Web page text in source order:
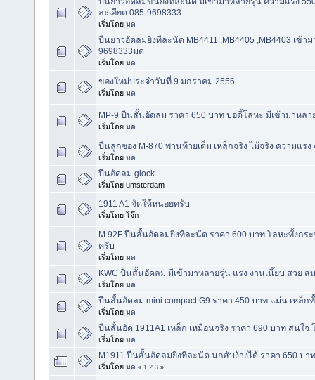
ละเอียด 085-9698333
เริ่มโดย มด
ปืนยาวอัดลมยิงทีละนัด MB4411 ,MB4405 ,MB4403 เข้า
9698333มด
เริ่มโดย มด
ของใหม่ประจำวันที่ 9 มกราคม 2556
เริ่มโดย มด
MP-9 ปืนสั้นอัดลม ราคา 650 บาท บอดี้โลหะ มีเข้ามาหลา
เริ่มโดย มด
ปืนลูกซอง M-870 พานท้ายเต็ม เหล็กจริง ไม้จริง ความแรง
เริ่มโดย มด
ปืนอัดลม glock
เริ่มโดย umsterdam
1911 A1 จัดให้หน่อยครับ
เริ่มโดย โจ๊ก
M 92F ปืนสั้นอัดลมยิงทีละนัด ราคา 600 บาท โลหะทั้งกร
ครับ
เริ่มโดย มด
KWC ปืนสั้นอัดลม มีเข้ามาหลายรุ่น แรง งานเนี๊ยบ สวย ส
เริ่มโดย มด
ปืนสั้นอัดลม mini compact G9 ราคา 450 บาท แม่น เหล็ก
เริ่มโดย มด
ปืนสั้นอัด 1911A1 เหล็ก เหมือนจริง ราคา 690 บาท สนใจ
เริ่มโดย มด
M1911 ปืนสั้นอัดลมยิงทีละนัด นกสับง้างได้ ราคา 650 บา
เริ่มโดย มด « 1 2 3 »